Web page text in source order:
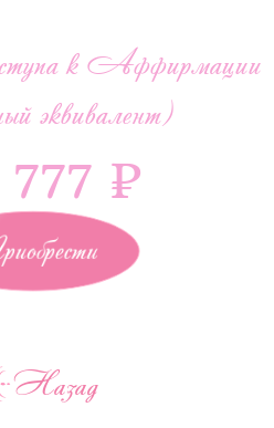
к Аффирмации
эквивалент)
777 ₽
Назад